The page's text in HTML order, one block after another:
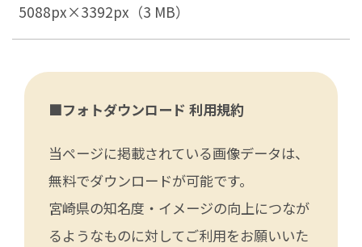
5088px×3392px（3 MB）
■フォトダウンロード 利用規約
当ページに掲載されている画像データは、
無料でダウンロードが可能です。
宮崎県の知名度・イメージの向上につなが
るようなものに対してご利用をお願いいた